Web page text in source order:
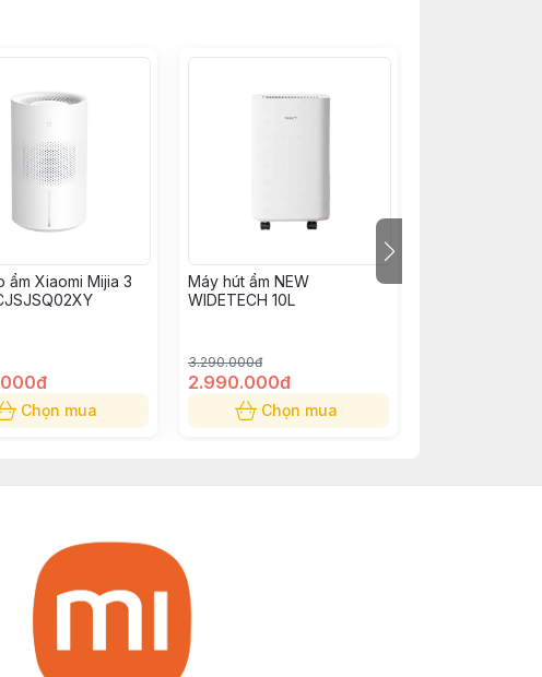
ẩm Xiaomi Mijia 3
Chọn mua
Máy hút ẩm NEW
WIDETECH 10L
3.290.000đ
2.990.000đ
Chọn mua